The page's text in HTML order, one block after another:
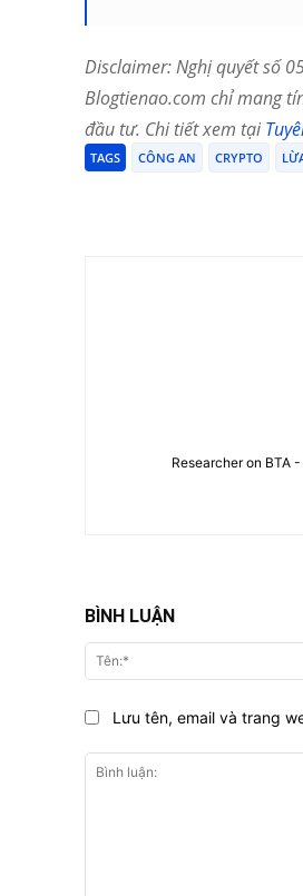
Disclaimer: Nghị quyết số
Blogtienao.com chỉ mang
đầu tư. Chi tiết xem tại
TAGS CÔNG AN CRYPTO
Researcher on BTA
BÌNH LUẬN
Lưu tên, email và trang